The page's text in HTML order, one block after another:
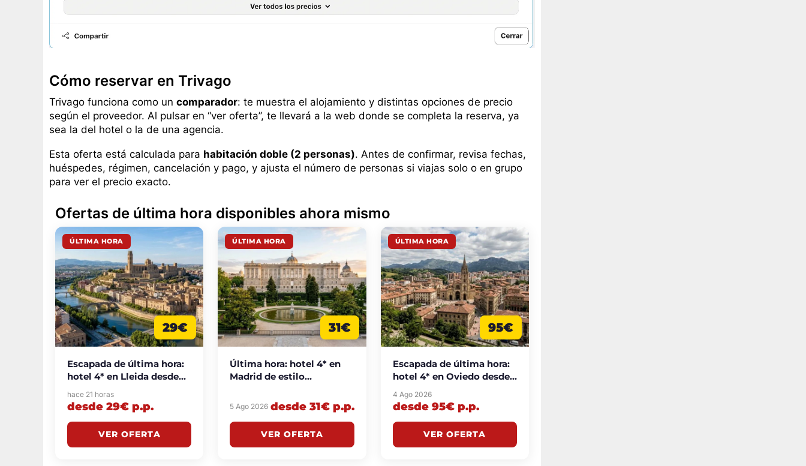
Cómo reservar en Trivago
Trivago funciona como un comparador: te muestra el alojamiento y distintas opciones de precio
según el proveedor. Al pulsar en “ver oferta”, te llevará a la web donde se completa la reserva, ya
sea la del hotel o la de una agencia.
Esta oferta está calculada para habitación doble (2 personas). Antes de confirmar, revisa fechas,
huéspedes, régimen, cancelación y pago, y ajusta el número de personas si viajas solo o en grupo
para ver el precio exacto.
Ofertas de última hora disponibles ahora mismo
ÚLTIMA HORA
29€
Escapada de última hora:
hotel 4* en Lleida desde
29€ p.p./noche
hace 21 horas
desde 29€ p.p.
VER OFERTA
ÚLTIMA HORA
31€
Última hora: hotel 4* en
Madrid de estilo
p.p./noche
5 Ago 2026 desde 31€ p.p.
VER OFERTA
ÚLTIMA HORA
95€
Escapada de última hora:
hotel 4* en Oviedo desde
95€ p.p./noche
4 Ago 2026
desde 95€ p.p.
VER OFERTA